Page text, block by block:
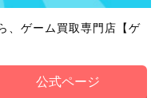
、ゲーム買取専門店【ゲ
公式ページ